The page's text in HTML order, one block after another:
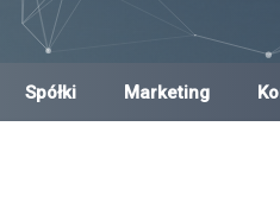
Spółki Marketing